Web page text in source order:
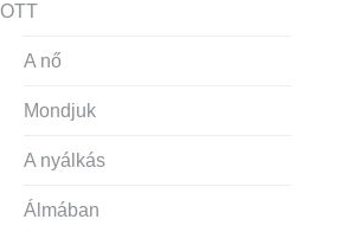
OTT
A nő
Mondjuk
A nyálkás
Álmában